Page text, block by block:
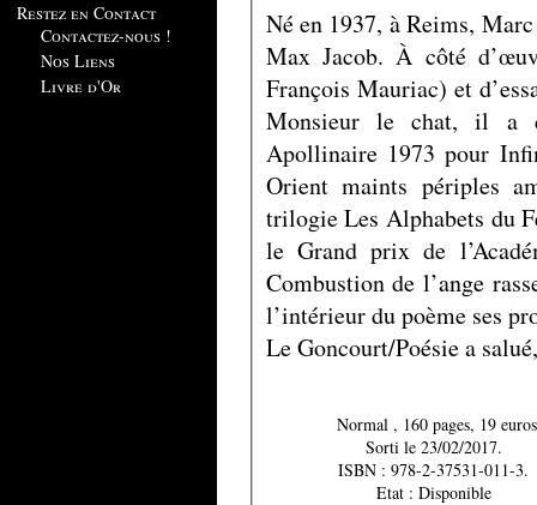
Restez en Contact
Contactez-nous !
Nos Liens
Livre d'Or
Né en 1937, à Reims,
Max Jacob. À côté
François Mauriac) et
Monsieur le chat, il a
Apollinaire 1973 pour
Orient maints périples
trilogie Les Alphabets du
le Grand prix de
Combustion de l’ange
l’intérieur du poème ses
Le Goncourt/Poésie a
Normal , 160 pages, 19
Sorti le 23/02/2017.
ISBN : 978-2-37531-011-3.
Etat : Disponible